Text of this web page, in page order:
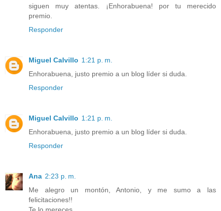
siguen muy atentas. ¡Enhorabuena! por tu merecido
premio.
Responder
Miguel Calvillo 1:21 p. m.
Enhorabuena, justo premio a un blog líder si duda.
Responder
Miguel Calvillo 1:21 p. m.
Enhorabuena, justo premio a un blog líder si duda.
Responder
Ana 2:23 p. m.
Me alegro un montón, Antonio, y me sumo a las
felicitaciones!!